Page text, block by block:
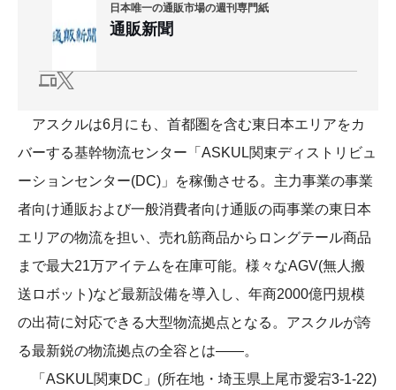
日本唯一の通販市場の週刊専門紙
通販新聞
アスクルは6月にも、首都圏を含む東日本エリアをカ
バーする基幹物流センター「ASKUL関東ディストリビュ
ーションセンター(DC)」を稼働させる。主力事業の事業
者向け通販および一般消費者向け通販の両事業の東日本
エリアの物流を担い、売れ筋商品からロングテール商品
まで最大21万アイテムを在庫可能。様々なAGV(無人搬
送ロボット)など最新設備を導入し、年商2000億円規模
の出荷に対応できる大型物流拠点となる。アスクルが誇
る最新鋭の物流拠点の全容とは――。
「ASKUL関東DC」(所在地・埼玉県上尾市愛宕3-1-22)